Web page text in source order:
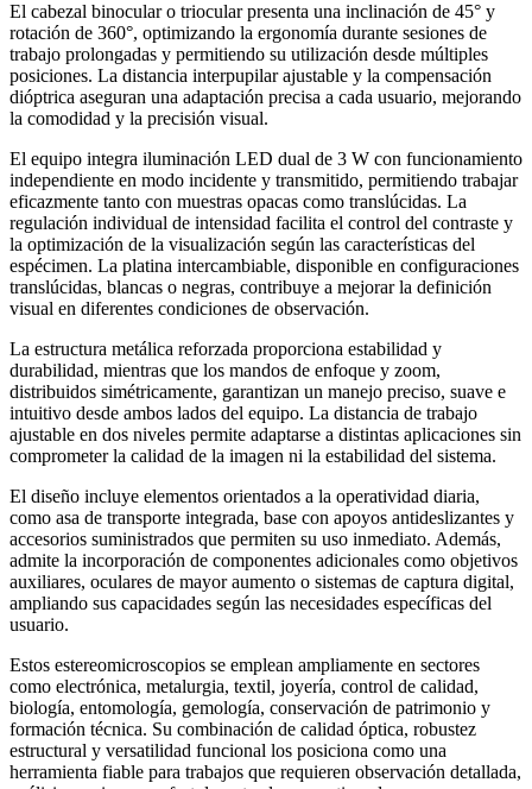
El cabezal binocular o triocular presenta una inclinación de 45° y
rotación de 360°, optimizando la ergonomía durante sesiones de
trabajo prolongadas y permitiendo su utilización desde múltiples
posiciones. La distancia interpupilar ajustable y la compensación
dióptrica aseguran una adaptación precisa a cada usuario, mejorando
la comodidad y la precisión visual.
El equipo integra iluminación LED dual de 3 W con funcionamiento
independiente en modo incidente y transmitido, permitiendo trabajar
eficazmente tanto con muestras opacas como translúcidas. La
regulación individual de intensidad facilita el control del contraste y
la optimización de la visualización según las características del
espécimen. La platina intercambiable, disponible en configuraciones
translúcidas, blancas o negras, contribuye a mejorar la definición
visual en diferentes condiciones de observación.
La estructura metálica reforzada proporciona estabilidad y
durabilidad, mientras que los mandos de enfoque y zoom,
distribuidos simétricamente, garantizan un manejo preciso, suave e
intuitivo desde ambos lados del equipo. La distancia de trabajo
ajustable en dos niveles permite adaptarse a distintas aplicaciones sin
comprometer la calidad de la imagen ni la estabilidad del sistema.
El diseño incluye elementos orientados a la operatividad diaria,
como asa de transporte integrada, base con apoyos antideslizantes y
accesorios suministrados que permiten su uso inmediato. Además,
admite la incorporación de componentes adicionales como objetivos
auxiliares, oculares de mayor aumento o sistemas de captura digital,
ampliando sus capacidades según las necesidades específicas del
usuario.
Estos estereomicroscopios se emplean ampliamente en sectores
como electrónica, metalurgia, textil, joyería, control de calidad,
biología, entomología, gemología, conservación de patrimonio y
formación técnica. Su combinación de calidad óptica, robustez
estructural y versatilidad funcional los posiciona como una
herramienta fiable para trabajos que requieren observación detallada,